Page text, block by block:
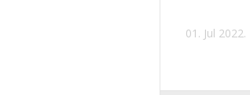
01. Jul 2022.